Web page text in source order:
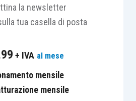
dalla Riforma è di
“tradizionale”,
la newsletter
tua casella di posta
+ IVA al mese
mensile
mensile